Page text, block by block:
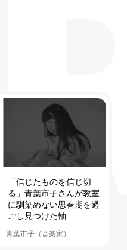
「信じたものを信じ切
る」青葉市子さんが教室
に馴染めない思春期を過
ごし見つけた軸
青葉市子（音楽家）